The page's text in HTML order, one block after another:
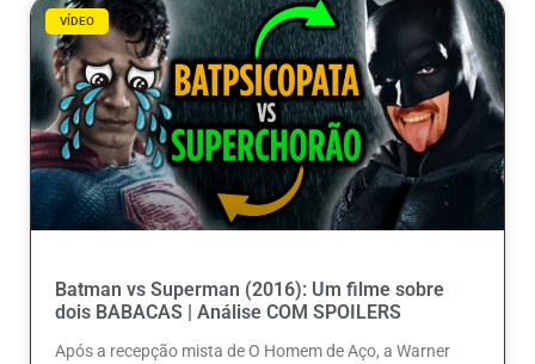
VÍDEO
Batman vs Superman (2016): Um filme sobre
dois BABACAS | Análise COM SPOILERS
Após a recepção mista de O Homem de Aço, a Warner